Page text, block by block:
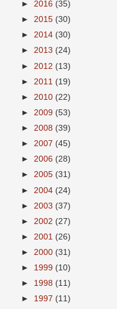
► 2016 (35)
► 2015 (30)
► 2014 (30)
► 2013 (24)
► 2012 (13)
► 2011 (19)
► 2010 (22)
► 2009 (53)
► 2008 (39)
► 2007 (45)
► 2006 (28)
► 2005 (31)
► 2004 (24)
► 2003 (37)
► 2002 (27)
► 2001 (26)
► 2000 (31)
► 1999 (10)
► 1998 (11)
► 1997 (11)